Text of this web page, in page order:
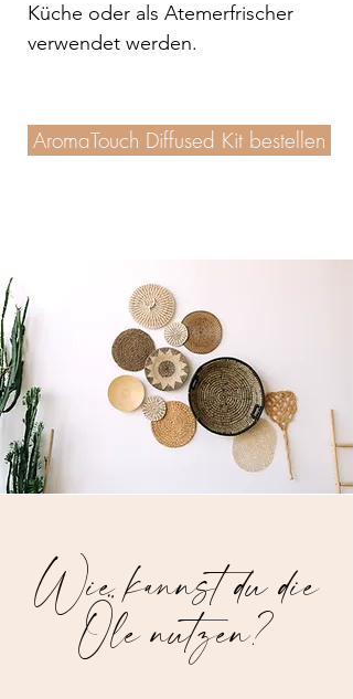
Küche oder als Atemerfrischer
verwendet werden.
AromaTouch Diffused Kit bestellen
Wie kannst du die
Öle nutzen?